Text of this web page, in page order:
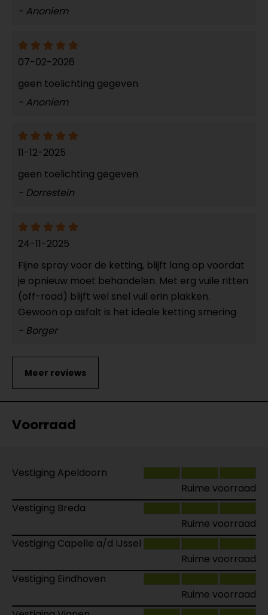
- Anoniem
07-02-2026
geen toelichting gegeven
- Anoniem
11-12-2025
geen toelichting gegeven
- Dorrestein
24-11-2025
Fijne spray voor de ketting, blijft lang op voordat
je opnieuw moet behandelen. Met erg vuile ritten
(off-road) blijft wel snel vuil erin plakken.
Gewoon op asfalt is het ideale ketting smering
- Borger
Voorraad
Vestiging Apeldoorn
Ruime voorraad
Vestiging Breda
Ruime voorraad
Vestiging Capelle a/d IJssel
Ruime voorraad
Vestiging Eindhoven
Ruime voorraad